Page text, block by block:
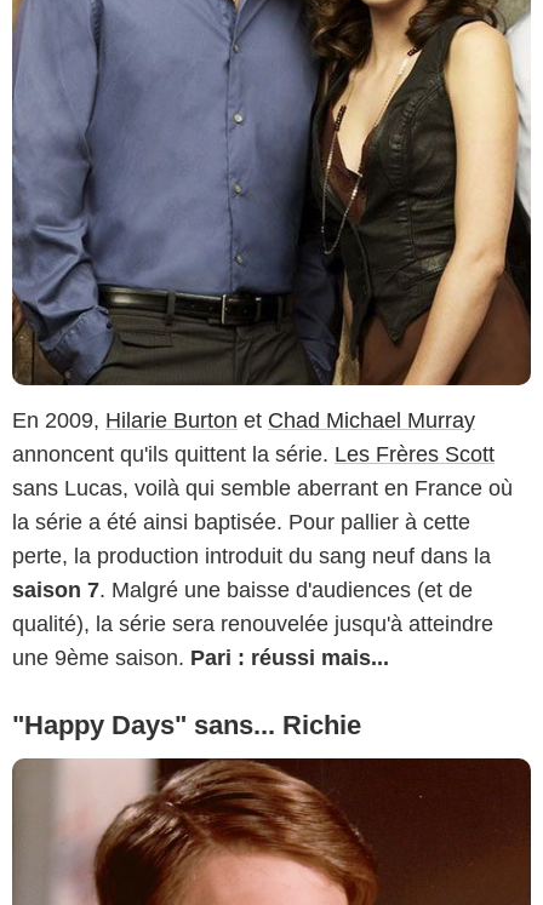
En 2009, Hilarie Burton et Chad Michael Murray
annoncent qu'ils quittent la série. Les Frères Scott
sans Lucas, voilà qui semble aberrant en France où
la série a été ainsi baptisée. Pour pallier à cette
perte, la production introduit du sang neuf dans la
saison 7. Malgré une baisse d'audiences (et de
qualité), la série sera renouvelée jusqu'à atteindre
une 9ème saison. Pari : réussi mais...
"Happy Days" sans... Richie